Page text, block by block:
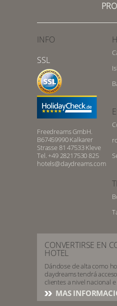
INFO
SSL
Freedreams GmbH.
B67459990 Kalkarer
Strasse 81 47533 Kleve
Tel. +49 28217530 825
hotels@daydreams.com
CONVERTIRSE EN
HOTEL
Dándose de alta como
daydreams tendrá
clientes a nivel nacional
MAS